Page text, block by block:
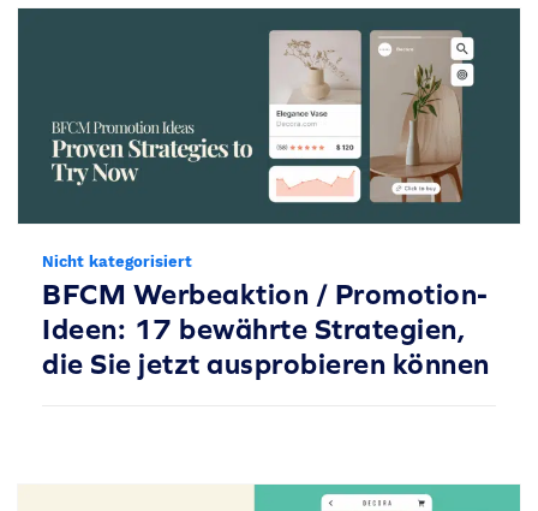
Nicht kategorisiert
BFCM Werbeaktion / Promotion-
Ideen: 17 bewährte Strategien,
die Sie jetzt ausprobieren können